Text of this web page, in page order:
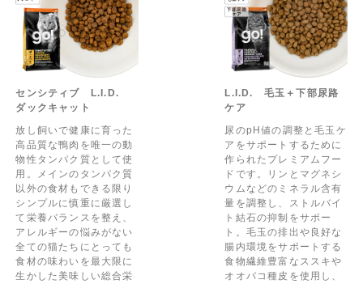
センシティブ L.I.D.
ダックキャット
放し飼いで健康に育った
高品質な鴨肉を唯一の動
物性タンパク質として使
用。メインのタンパク質
以外の食材もできる限り
シンプルに慎重に厳選し
て栄養バランスを整え、
アレルギーの悩みがない
全ての猫たちにとっても
食材の味わいを最大限に
生かした美味しい総合栄
L.I.D. 毛玉＋下部尿路
ケア
尿のpH値の調整と毛玉ケ
アをサポートするために
作られたプレミアムフー
ドです。リンとマグネシ
ウムなどのミネラル含有
量を調整し、ストルバイ
ト結石の抑制をサポー
ト。毛玉の排出や良好な
腸内環境をサポートする
食物繊維豊富なススキや
オオバコ種皮を使用し、